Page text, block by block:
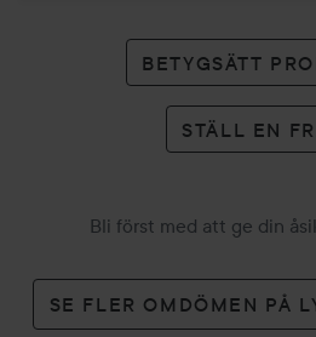
BETYGSÄTT
STÄLL EN
Bli först med att ge din
SE FLER OMDÖMEN PÅ